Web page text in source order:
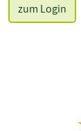
zum Login